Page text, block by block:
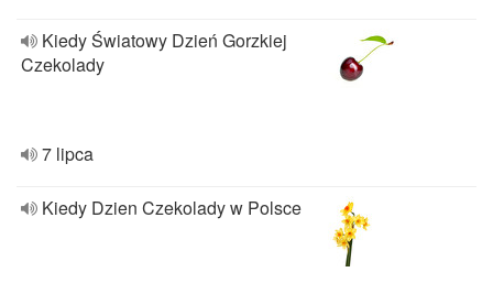
Kiedy Światowy Dzień Gorzkiej
Czekolady
7 lipca
Kiedy Dzien Czekolady w Polsce